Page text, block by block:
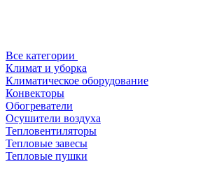
Все категории
Климат и уборка
Климатическое оборудование
Конвекторы
Обогреватели
Осушители воздуха
Тепловентиляторы
Тепловые завесы
Тепловые пушки